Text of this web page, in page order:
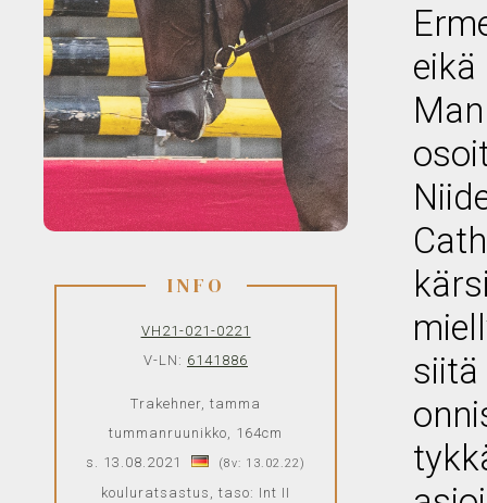
INFO
VH21-021-0221
V-LN: 6141886
Trakehner, tamma
tummanruunikko, 164cm
s. 13.08.2021
(8v: 13.02.22)
kouluratsastus, taso: Int II